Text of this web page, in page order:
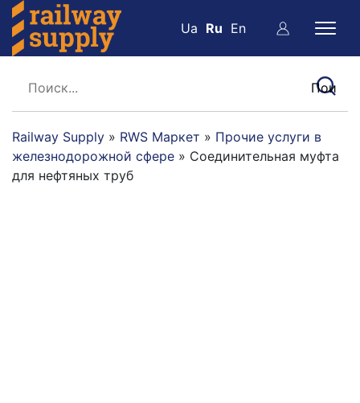
Ua Ru En
Railway Supply » RWS Маркет » Прочие услуги в
железнодорожной сфере » Соединительная муфта
для нефтяных труб